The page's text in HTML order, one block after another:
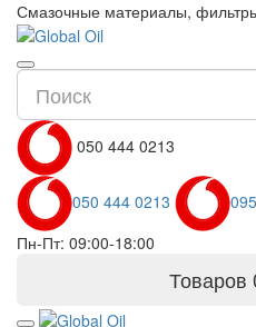
Смазочные материалы,
050 444 0213
050 444 0213
Пн-Пт: 09:00-18:00
Товаров